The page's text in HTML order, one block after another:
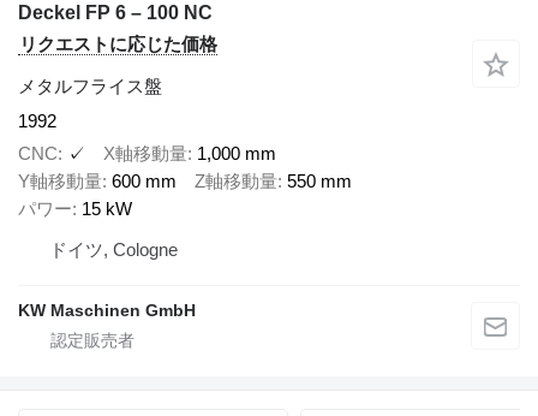
Deckel FP 6 – 100 NC
リクエストに応じた価格
メタルフライス盤
1992
CNC
✓ X軸移動量 1,000 mm
Y軸移動量 600 mm Z軸移動量 550 mm
パワー 15 kW
ドイツ, Cologne
KW Maschinen GmbH